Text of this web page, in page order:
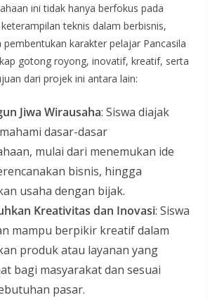
ini tidak hanya berfokus pada
teknis dalam berbisnis,
karakter pelajar Pancasila
gotong royong, inovatif, kreatif, serta
dari projek ini antara lain:
Jiwa Wirausaha: Siswa diajak
dasar-dasar
mulai dari menemukan ide
bisnis, hingga
usaha dengan bijak.
Kreativitas dan Inovasi: Siswa
mampu berpikir kreatif dalam
produk atau layanan yang
bagi masyarakat dan sesuai
pasar.